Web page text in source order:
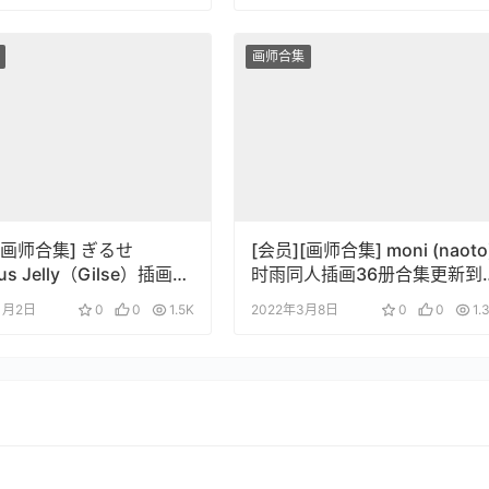
师合集] ぎるせ
Jelly（Gilse）插画合
2日 0 0 1.5K
画师合集
[会员][画师合集] moni
时雨同人插画36册合集更新到
220307
2022年3月8日 0 0